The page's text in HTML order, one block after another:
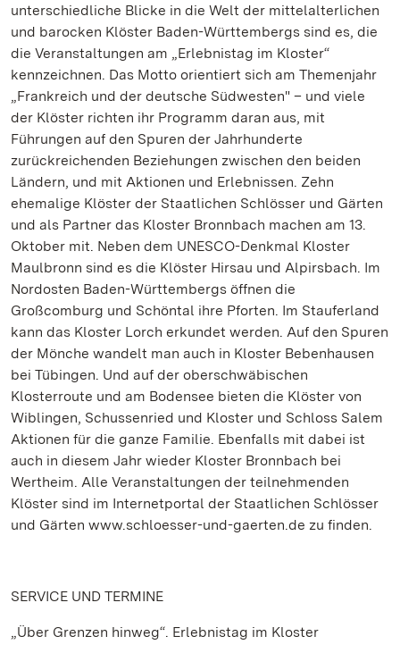
unterschiedliche Blicke in die Welt der mittelalterlichen
und barocken Klöster Baden-Württembergs sind es, die
die Veranstaltungen am „Erlebnistag im Kloster“
kennzeichnen. Das Motto orientiert sich am Themenjahr
„Frankreich und der deutsche Südwesten" – und viele
der Klöster richten ihr Programm daran aus, mit
Führungen auf den Spuren der Jahrhunderte
zurückreichenden Beziehungen zwischen den beiden
Ländern, und mit Aktionen und Erlebnissen. Zehn
ehemalige Klöster der Staatlichen Schlösser und Gärten
und als Partner das Kloster Bronnbach machen am 13.
Oktober mit. Neben dem UNESCO-Denkmal Kloster
Maulbronn sind es die Klöster Hirsau und Alpirsbach. Im
Nordosten Baden-Württembergs öffnen die
Großcomburg und Schöntal ihre Pforten. Im Stauferland
kann das Kloster Lorch erkundet werden. Auf den Spuren
der Mönche wandelt man auch in Kloster Bebenhausen
bei Tübingen. Und auf der oberschwäbischen
Klosterroute und am Bodensee bieten die Klöster von
Wiblingen, Schussenried und Kloster und Schloss Salem
Aktionen für die ganze Familie. Ebenfalls mit dabei ist
auch in diesem Jahr wieder Kloster Bronnbach bei
Wertheim. Alle Veranstaltungen der teilnehmenden
Klöster sind im Internetportal der Staatlichen Schlösser
und Gärten www.schloesser-und-gaerten.de zu finden.
SERVICE UND TERMINE
„Über Grenzen hinweg“. Erlebnistag im Kloster